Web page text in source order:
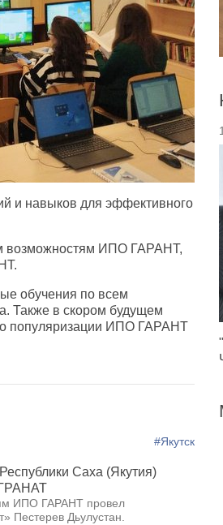
и навыков для эффективного
возможностям ИПО ГАРАНТ,
обучения по всем
Также в скором будущем
популяризации ИПО ГАРАНТ
#Якутск
Саха (Якутия)
ИПО ГАРАНТ провел
Пестерев Дьулустан.